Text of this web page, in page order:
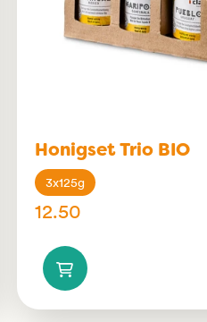
Honigset Trio BIO
3x125g
12.50